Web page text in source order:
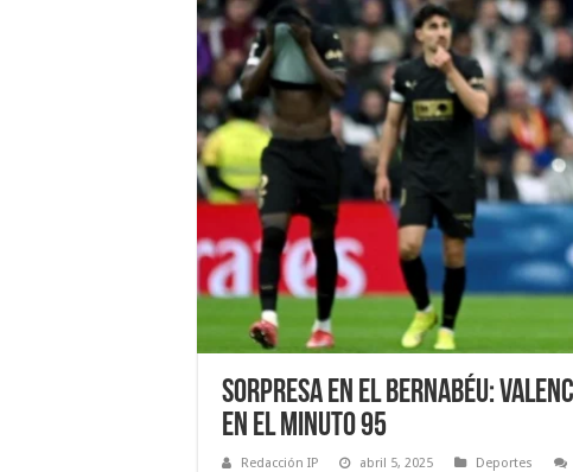
Sorpresa en el Bernabéu:
en el minuto 95
Redacción IP abril 5, 2025 Deportes